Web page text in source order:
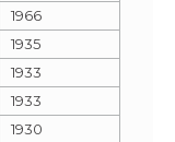
1966
1935
1933
1933
1930